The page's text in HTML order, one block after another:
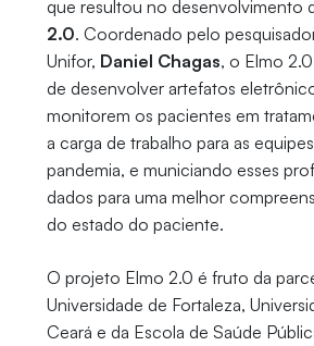
que resultou no desenvolvimento
2.0. Coordenado pelo
Unifor, Daniel Chagas, o Elmo
de desenvolver artefatos
monitorem os pacientes em
a carga de trabalho para as
pandemia, e municiando esses
dados para uma melhor
do estado do paciente.
O projeto Elmo 2.0 é fruto da
Universidade de Fortaleza,
Ceará e da Escola de Saúde